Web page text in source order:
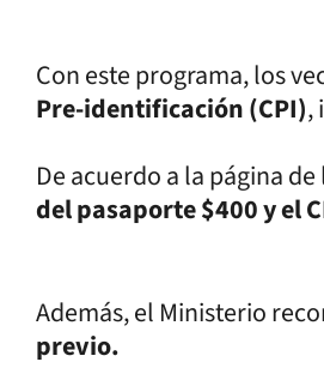
Con este programa, los
Pre-identificación (CPI),
De acuerdo a la página
del pasaporte $400 y el
Además, el Ministerio
previo.